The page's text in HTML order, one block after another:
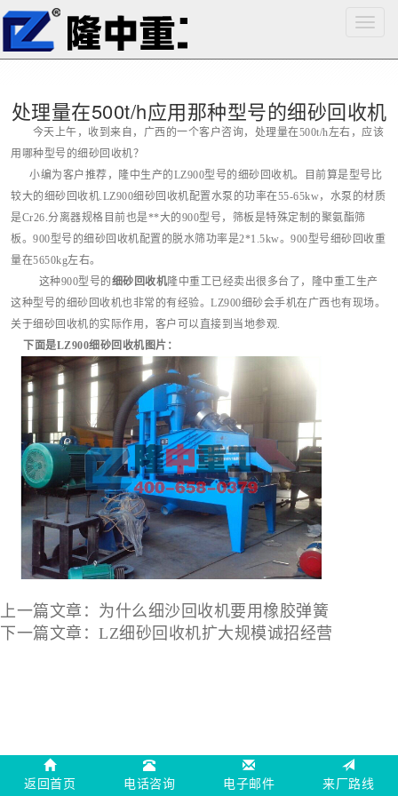
Toggle
您当前的位置：
处理量在500t/h应用那种型号的细砂回收机
今天上午，收到来自，广西的一个客户咨询，处理量在500t/h左右，应该
用哪种型号的细砂回收机？
小编为客户推荐，隆中生产的LZ900型号的细砂回收机。目前算是型号比
较大的细砂回收机.LZ900细砂回收机配置水泵的功率在55-65kw，水泵的材质
是Cr26.分离器规格目前也是**大的900型号，筛板是特殊定制的聚氨酯筛
板。900型号的细砂回收机配置的脱水筛功率是2*1.5kw。900型号细砂回收重
量在5650kg左右。
这种900型号的细砂回收机隆中重工已经卖出很多台了，隆中重工生产
这种型号的细砂回收机也非常的有经验。LZ900细砂会手机在广西也有现场。
关于细砂回收机的实际作用，客户可以直接到当地参观.
下面是LZ900细砂回收机图片：
上一篇文章： 为什么细沙回收机要用橡胶弹簧
下一篇文章： LZ细砂回收机扩大规模诚招经营
返回首页 电话咨询 电子邮件 来厂路线